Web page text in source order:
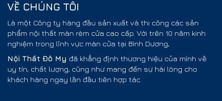
VỀ CHÚNG TÔI
Là một Công ty hàng đầu sản xuất và thi công các sản
phẩm nội thất màn rèm cửa cao cấp. Với trên 10 năm kinh
nghiệm trong lĩnh vực màn cửa tại Bình Dương,
Nội Thất Đô My đã khẳng định thương hiệu của mình về
uy tín, chất lượng, cũng như mang đến sự hài lòng cho
khách hàng ngay lần đầu tiên hợp tác.